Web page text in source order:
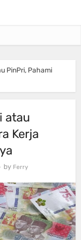
PinPri, Pahami
atau
Kerja
by Ferry